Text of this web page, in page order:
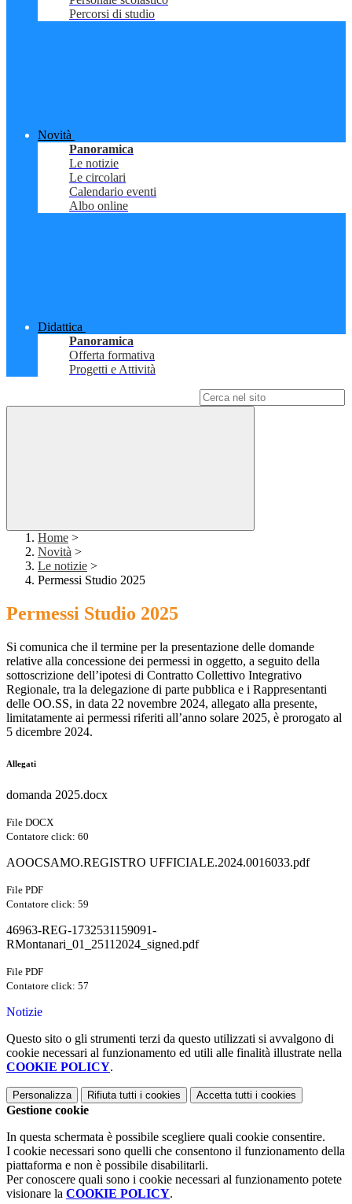
Percorsi di studio
Novità
Panoramica
Le notizie
Le circolari
Calendario eventi
Albo online
Didattica
Panoramica
Offerta formativa
Progetti e Attività
Home >
Novità >
Le notizie >
Permessi Studio 2025
Permessi Studio 2025
Si comunica che il termine per la presentazione delle domande
relative alla concessione dei permessi in oggetto, a seguito della
sottoscrizione dell’ipotesi di Contratto Collettivo Integrativo
Regionale, tra la delegazione di parte pubblica e i Rappresentanti
delle OO.SS, in data 22 novembre 2024, allegato alla presente,
limitatamente ai permessi riferiti all’anno solare 2025, è prorogato al
5 dicembre 2024.
Allegati
domanda 2025.docx
File DOCX
Contatore click: 60
AOOCSAMO.REGISTRO UFFICIALE.2024.0016033.pdf
File PDF
Contatore click: 59
46963-REG-1732531159091-
RMontanari_01_25112024_signed.pdf
File PDF
Contatore click: 57
Notizie
Questo sito o gli strumenti terzi da questo utilizzati si avvalgono di
cookie necessari al funzionamento ed utili alle finalità illustrate nella
COOKIE POLICY.
Personalizza Rifiuta tutti i cookies Accetta tutti i cookies
Gestione cookie
In questa schermata è possibile scegliere quali cookie consentire.
I cookie necessari sono quelli che consentono il funzionamento della
piattaforma e non è possibile disabilitarli.
Per conoscere quali sono i cookie necessari al funzionamento potete
visionare la COOKIE POLICY.